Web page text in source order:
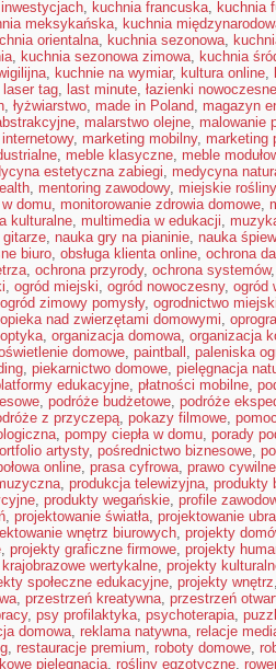
, kuchnia francuska, kuchnia
meksykańska, kuchnia
orientalna, kuchnia sezonowa,
, kuchnia sezonowa zimowa, kuchnia
, kuchnie na wymiar, kultura online,
laser tag, last minute, łazienki nowoczesne
, łyżwiarstwo, made in Poland, magazyn
, malarstwo olejne, malowanie
, marketing mobilny, marketing
, meble klasyczne, meble
estetyczna zabiegi, medycyna
, mentoring zawodowy, miejskie rośliny
domu, monitorowanie zdrowia domowe,
kulturalne, multimedia w edukacji,
, nauka gry na pianinie, nauka
biuro, obsługa klienta online, ochrona
, ochrona przyrody, ochrona systemów
, ogród miejski, ogród nowoczesny, ogród
ogród zimowy pomysły, ogrodnictwo
opieka nad zwierzętami domowymi,
optyka, organizacja domowa, organizacja
domowe, paintball , paleniska
, piekarnictwo domowe, pielęgnacja
edukacyjne, płatności mobilne,
, podróże budżetowe, podróże
z przyczepą, pokazy filmowe,
, pompy ciepła w domu, porady
artysty, pośrednictwo biznesowe,
online, prasa cyfrowa, prawo
, produkcja telewizyjna, produkty
, produkty wegańskie, profile
, projektowanie światła, projektowanie
wnętrz biurowych, projekty
, projekty graficzne firmowe, projekty
wertykalne, projekty
społeczne edukacyjne, projekty wnętrz
, przestrzeń kreatywna, przestrzeń
, psy profilaktyka, psychoterapia,
domowa, reklama natywna, relacje
, restauracje premium, roboty domowe,
pielęgnacja, rośliny egzotyczne,